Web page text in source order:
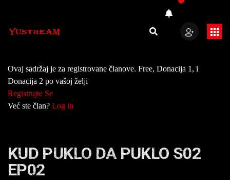
Ovaj sadržaj je za registrovane članove. Free, Donacija 1, i
Donacija 2 po vašoj želji
Registrujte Se
Već ste član? Log in
KUD PUKLO DA PUKLO S02
EP02